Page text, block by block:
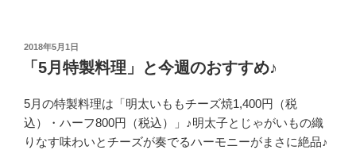
投
2018年5月1日
「5月特製料理」と今週のおすすめ♪
5月の特製料理は「明太いももチーズ焼1,400円（税
込）・ハーフ800円（税込）」♪明太子とじゃがいもの織
りなす味わいとチーズが奏でるハーモニーがまさに絶品♪